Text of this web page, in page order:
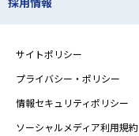
サイトポリシー
プライバシー・ポリシー
情報セキュリティポリシー
ソーシャルメディア利用規約